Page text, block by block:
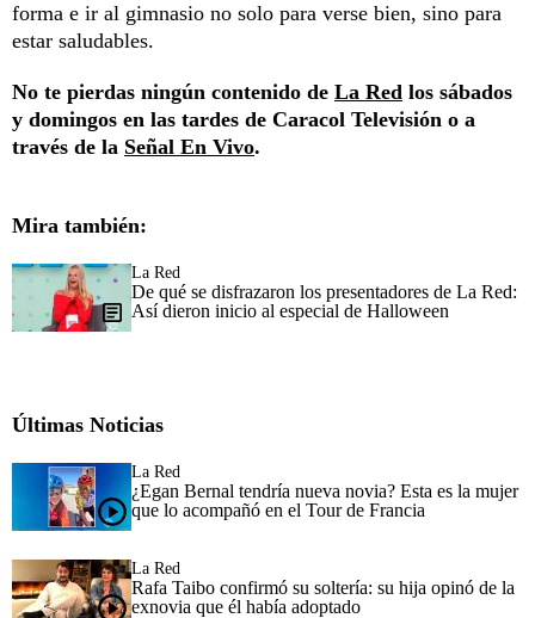
forma e ir al gimnasio no solo para verse bien, sino para
estar saludables.
No te pierdas ningún contenido de La Red los sábados
y domingos en las tardes de Caracol Televisión o a
través de la Señal En Vivo.
Mira también:
La Red
De qué se disfrazaron los presentadores de La Red:
Así dieron inicio al especial de Halloween
Últimas Noticias
La Red
¿Egan Bernal tendría nueva novia? Esta es la mujer
que lo acompañó en el Tour de Francia
La Red
Rafa Taibo confirmó su soltería: su hija opinó de la
exnovia que él había adoptado